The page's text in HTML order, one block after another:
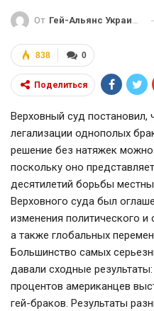
От Гей-Альянс Украина
0
838
Поделиться
Верховный суд постановил,
легализации однополых
решение без натяжек
поскольку оно
десятилетий борьбы
Верховного суда был
изменения политического и
а также глобальных
Большинство самых
давали сходные
процентов американцев
гей-браков. Результаты